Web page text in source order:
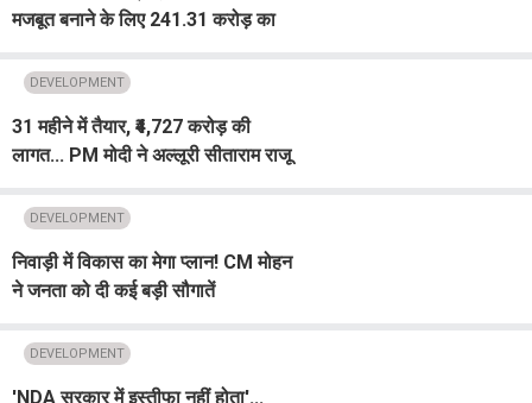
मजबूत बनाने के लिए 241.31 करोड़ का
भवनDEVELOPMENT
31 महीने में तैयार, ₹4,727 करोड़ की
लागत... PM मोदी ने अल्लूरी सीताराम राजू
DEVELOPMENT
निवाड़ी में विकास का मेगा प्लान! CM मोहन
ने जनता को दी कई बड़ी सौगातें
DEVELOPMENT
'NDA सरकार में इस्तीफा नहीं होता'...